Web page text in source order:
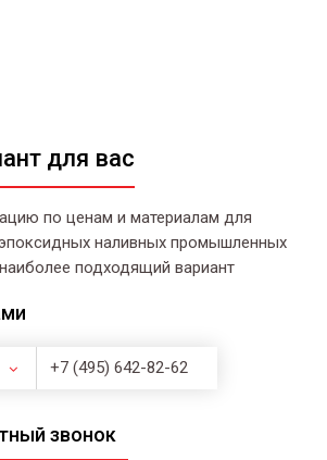
для вас
по ценам и материалам для
наливных промышленных
подходящий вариант
+7 (495) 642-82-62
звонок